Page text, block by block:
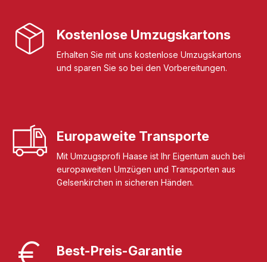
Kostenlose Umzugskartons
Erhalten Sie mit uns kostenlose Umzugskartons
und sparen Sie so bei den Vorbereitungen.
Europaweite Transporte
Mit Umzugsprofi Haase ist Ihr Eigentum auch bei
europaweiten Umzügen und Transporten aus
Gelsenkirchen in sicheren Händen.
Best-Preis-Garantie